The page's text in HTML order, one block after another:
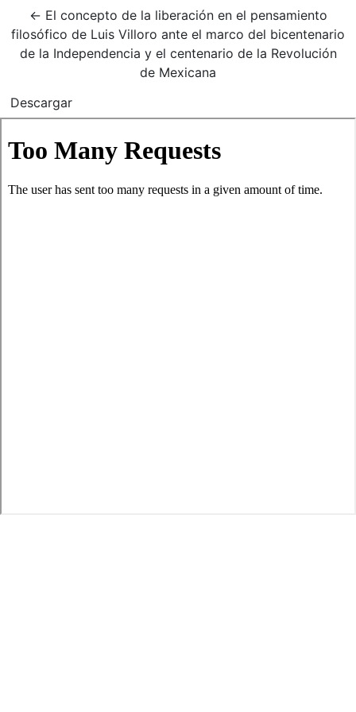
← Volver a los detalles del artículo
El concepto de la liberación en el pensamiento
filosófico de Luis Villoro ante el marco del bicentenario
de la Independencia y el centenario de la Revolución
de Mexicana
Descargar